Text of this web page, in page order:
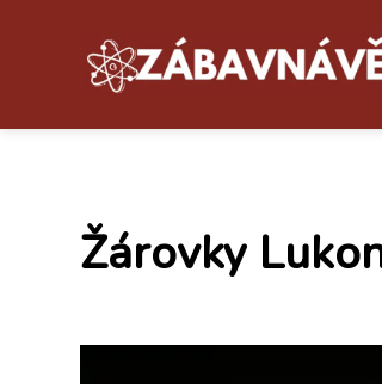
Žárovky